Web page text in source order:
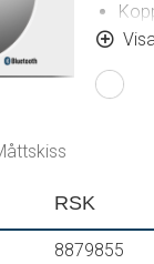
RSK
8879855